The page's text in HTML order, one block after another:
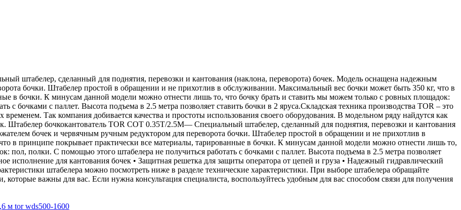
штабелер, сделанный для поднятия, перевозки и кантования (наклона, переворота) бочек. Модель оснащена надежным
бочки. Штабелер простой в обращении и не прихотлив в обслуживании. Максимальный вес бочки может быть 350 кг, что в
в бочки. К минусам данной модели можно отнести лишь то, что бочку брать и ставить мы можем только с ровных площадок:
с бочками с паллет. Высота подъема в 2.5 метра позволяет ставить бочки в 2 яруса.Складская техника производства TOR – это
Так компания добивается качества и простоты использования своего оборудования. В модельном ряду найдутся как
Штабелер бочкокантователь TOR СОТ 0.35Т/2.5М— Специальный штабелер, сделанный для поднятия, перевозки и кантования
бочек и червячным ручным редуктором для переворота бочки. Штабелер простой в обращении и не прихотлив в
в принципе покрывает практически все материалы, тарированные в бочки. К минусам данной модели можно отнести лишь то,
пол, полки. С помощью этого штабелера не получиться работать с бочками с паллет. Высота подъема в 2.5 метра позволяет
исполнение для кантования бочек • Защитная решетка для защиты оператора от цепей и груза • Надежный гидравлический
штабелера можно посмотреть ниже в разделе технические характеристики. При выборе штабелера обращайте
важны для вас. Если нужна консультация специалиста, воспользуйтесь удобным для вас способом связи для получения